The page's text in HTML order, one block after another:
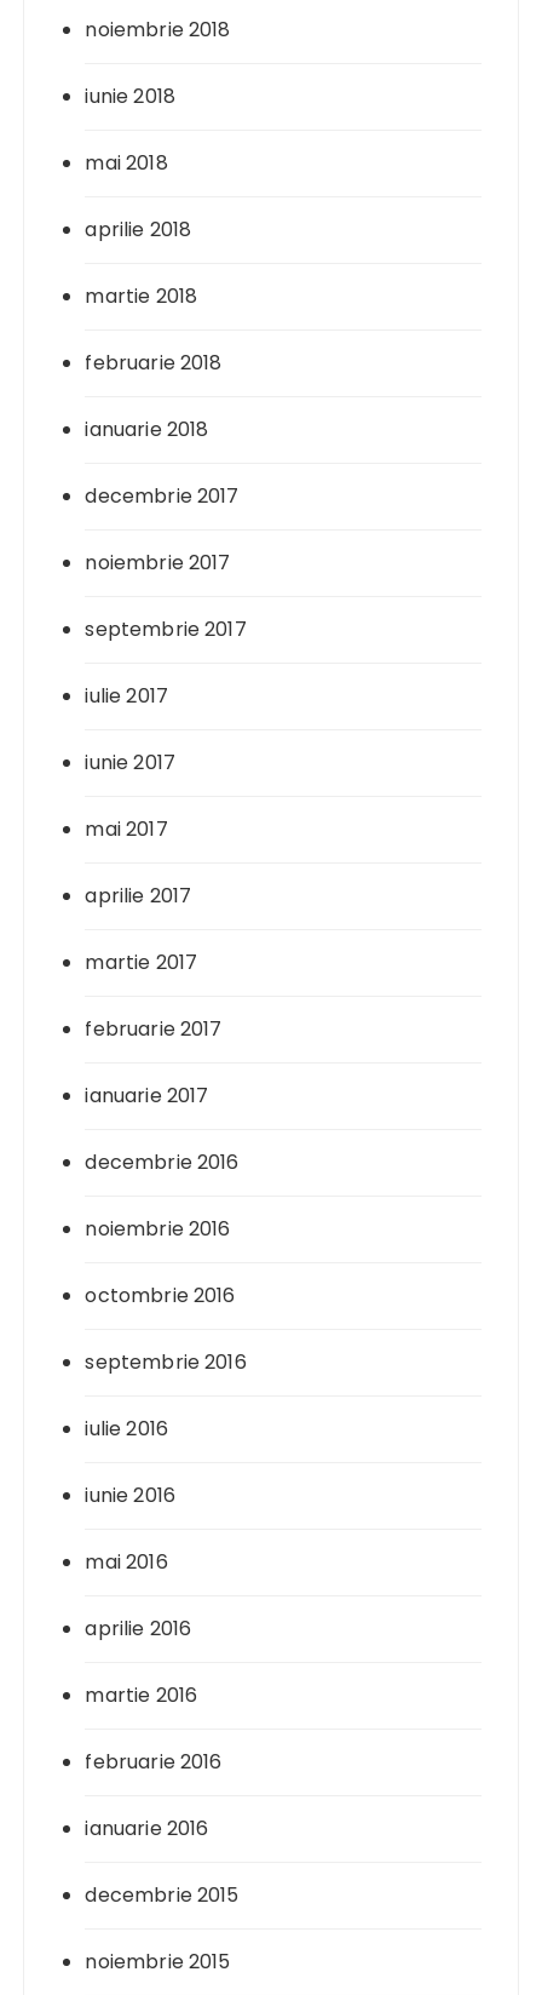
noiembrie 2018
iunie 2018
mai 2018
aprilie 2018
martie 2018
februarie 2018
ianuarie 2018
decembrie 2017
noiembrie 2017
septembrie 2017
iulie 2017
iunie 2017
mai 2017
aprilie 2017
martie 2017
februarie 2017
ianuarie 2017
decembrie 2016
noiembrie 2016
octombrie 2016
septembrie 2016
iulie 2016
iunie 2016
mai 2016
aprilie 2016
martie 2016
februarie 2016
ianuarie 2016
decembrie 2015
noiembrie 2015